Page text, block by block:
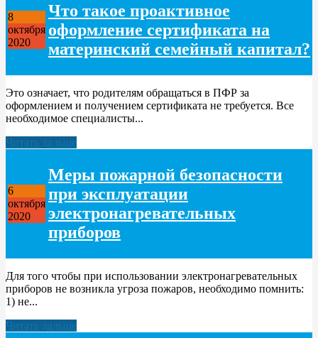
8
октября
2020
Что такое проактивное
оформление сертификата на
материнский семейный капитал?
Это означает, что родителям обращаться в ПФР за
оформлением и получением сертификата не требуется. Все
необходимое специалисты...
Читать дальше
6
октября
2020
Меры пожарной безопасности
при эксплуатации
электронагревательных
приборов
Для того чтобы при использовании электронагревательных
приборов не возникла угроза пожаров, необходимо помнить:
1) не...
Читать дальше